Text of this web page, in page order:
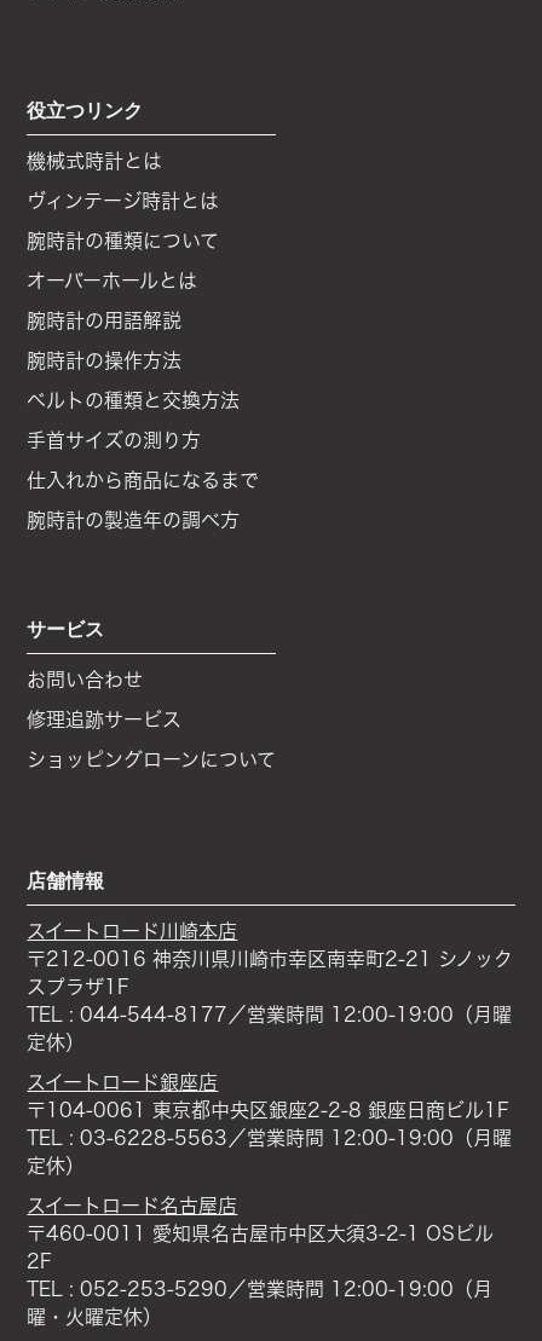
役立つリンク
機械式時計とは
ヴィンテージ時計とは
腕時計の種類について
オーバーホールとは
腕時計の用語解説
腕時計の操作方法
ベルトの種類と交換方法
手首サイズの測り方
仕入れから商品になるまで
腕時計の製造年の調べ方
サービス
お問い合わせ
修理追跡サービス
ショッピングローンについて
店舗情報
スイートロード川崎本店
〒212-0016 神奈川県川崎市幸区南幸町2-21 シノック
スプラザ1F
TEL : 044-544-8177／営業時間 12:00-19:00（月曜
定休）
スイートロード銀座店
〒104-0061 東京都中央区銀座2-2-8 銀座日商ビル1F
TEL : 03-6228-5563／営業時間 12:00-19:00（月曜
定休）
スイートロード名古屋店
〒460-0011 愛知県名古屋市中区大須3-2-1 OSビル
2F
TEL : 052-253-5290／営業時間 12:00-19:00（月
曜・火曜定休）